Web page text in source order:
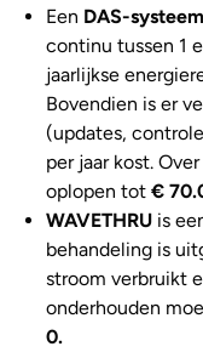
Een DAS-systeem
continu tussen 1
jaarlijkse
Bovendien is er
(updates,
per jaar kost.
oplopen tot€
WAVETHRU is
behandeling is
stroom verbruikt
onderhouden
0.